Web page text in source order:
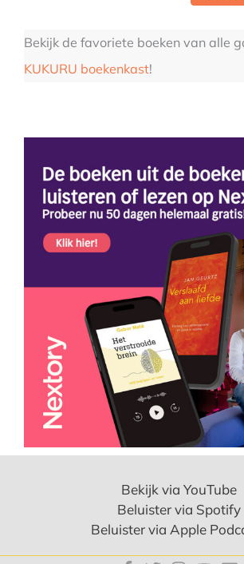
Bekijk de favoriete boeken van alle
KUKURU boekenkast!
Bekijk via YouTube
Beluister via Spotify
Beluister via Apple